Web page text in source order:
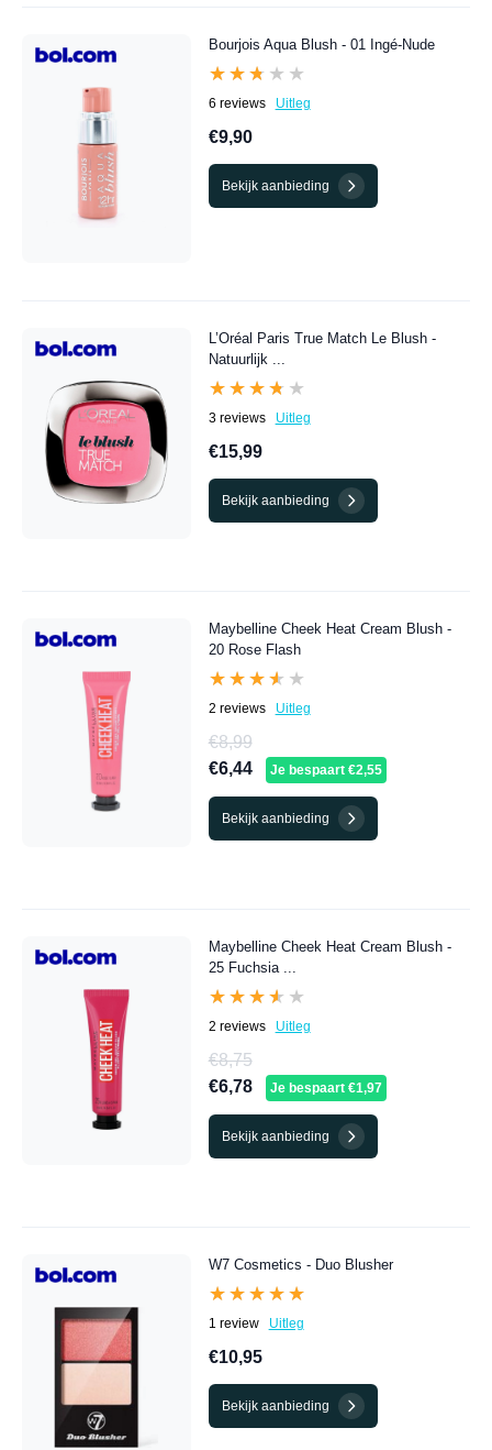
Bourjois Aqua Blush - 01 Ingé-Nude
★★★★★
★★★★★
6 reviews Uitleg
€9,90
Bekijk aanbieding
L’Oréal Paris True Match Le Blush -
Natuurlijk ...
★★★★★
★★★★★
3 reviews Uitleg
€15,99
Bekijk aanbieding
Maybelline Cheek Heat Cream Blush -
20 Rose Flash
★★★★★
★★★★★
2 reviews Uitleg
€8,99
€6,44
Je bespaart €2,55
Bekijk aanbieding
Maybelline Cheek Heat Cream Blush -
25 Fuchsia ...
★★★★★
★★★★★
2 reviews Uitleg
€8,75
€6,78
Je bespaart €1,97
Bekijk aanbieding
W7 Cosmetics - Duo Blusher
★★★★★
★★★★★
1 review Uitleg
€10,95
Bekijk aanbieding